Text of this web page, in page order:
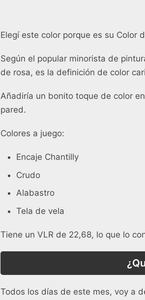
Elegí este color porque es su Color
Según el popular minorista de
de rosa, es la definición de color
Añadiría un bonito toque de color
pared.
Colores a juego:
Encaje Chantilly
Crudo
Alabastro
Tela de vela
Tiene un VLR de 22,68, lo que lo
Todos los días de este mes, voy a